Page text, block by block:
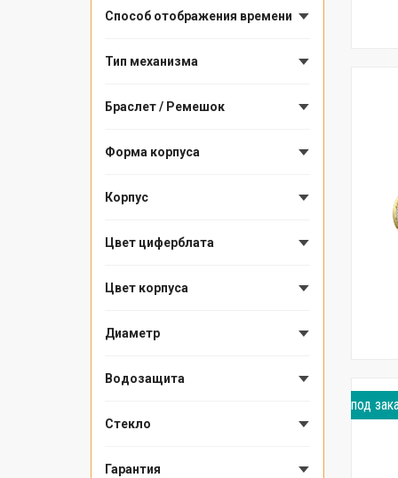
Способ отображения времени
Тип механизма
Браслет / Ремешок
Форма корпуса
Корпус
Цвет циферблата
Цвет корпуса
Диаметр
Водозащита
Стекло
Гарантия
под